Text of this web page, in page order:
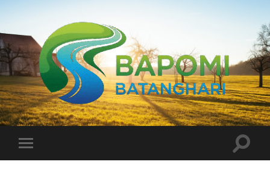
Bapomi
Batanghari
Toggle
mobile
Toggle